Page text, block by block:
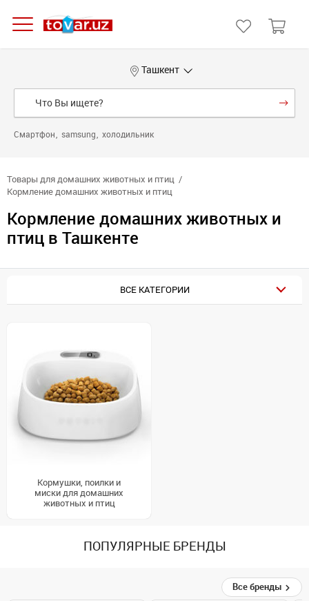
Ташкент
Смартфон samsung холодильник
Товары для домашних животных и птиц
Кормление домашних животных и птиц
Кормление домашних животных и
птиц в Ташкенте
ВСЕ КАТЕГОРИИ
Кормушки, поилки и
миски для домашних
животных и птиц
ПОПУЛЯРНЫЕ БРЕНДЫ
Все бренды